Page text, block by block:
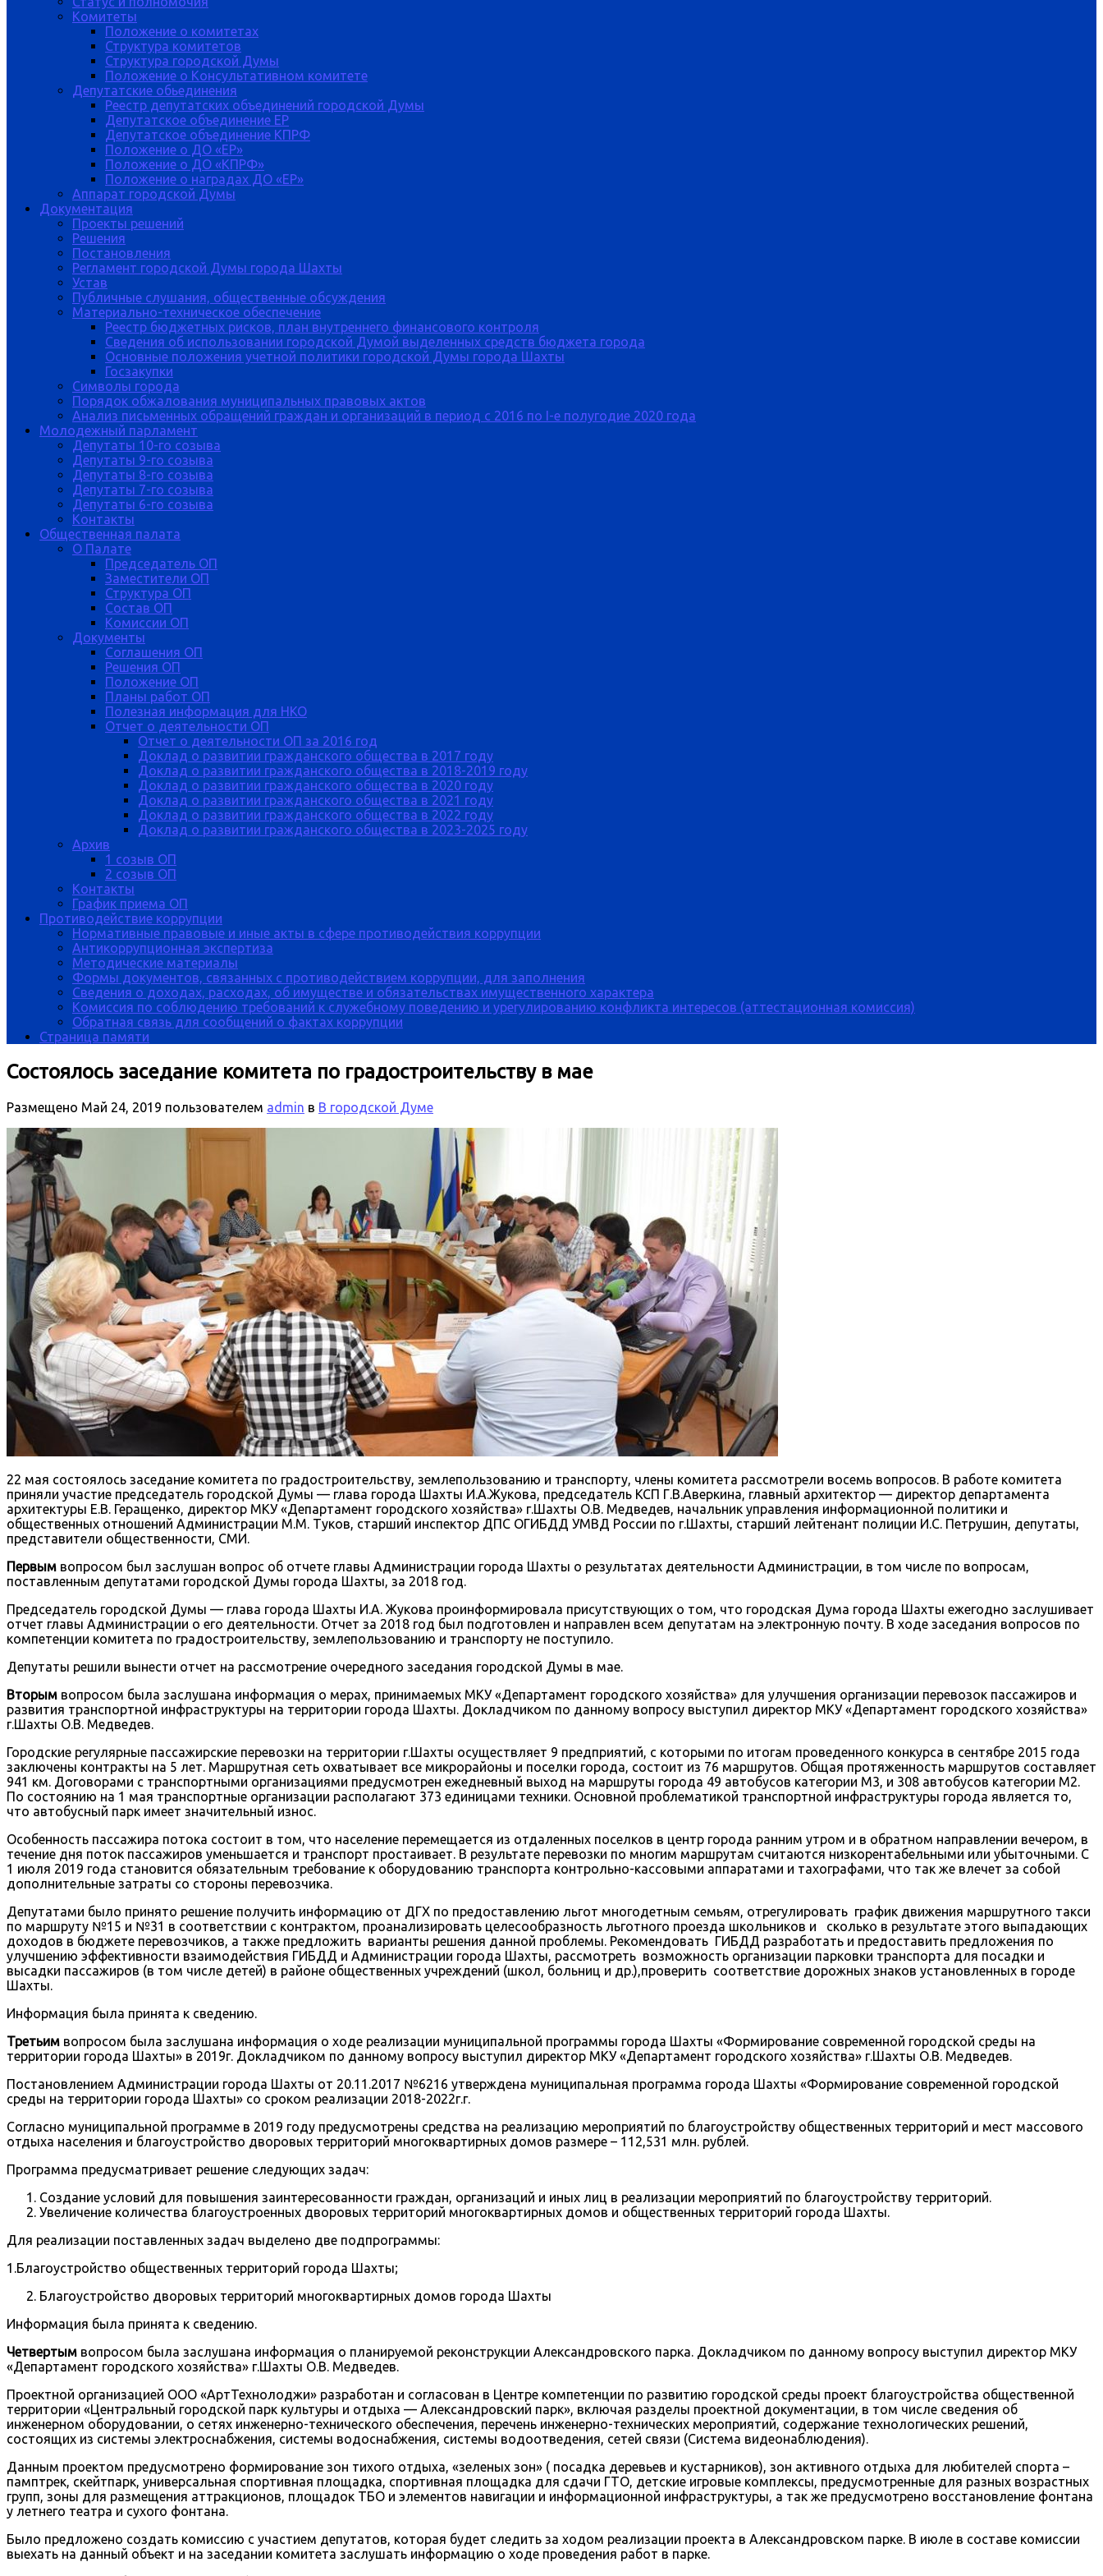
Комитеты
Положение о комитетах
Структура комитетов
Структура городской Думы
Положение о Консультативном комитете
Депутатские обьединения
Реестр депутатских объединений городской Думы
Депутатское объединение ЕР
Депутатское объединение КПРФ
Положение о ДО «ЕР»
Положение о ДО «КПРФ»
Положение о наградах ДО «ЕР»
Аппарат городской Думы
Документация
Проекты решений
Решения
Постановления
Регламент городской Думы города Шахты
Устав
Публичные слушания, общественные обсуждения
Материально-техническое обеспечение
Реестр бюджетных рисков, план внутреннего финансового контроля
Сведения об использовании городской Думой выделенных средств бюджета города
Основные положения учетной политики городской Думы города Шахты
Госзакупки
Символы города
Порядок обжалования муниципальных правовых актов
Анализ письменных обращений граждан и организаций в период с 2016 по I-е полугодие 2020 года
Молодежный парламент
Депутаты 10-го созыва
Депутаты 9-го созыва
Депутаты 8-го созыва
Депутаты 7-го созыва
Депутаты 6-го созыва
Контакты
Общественная палата
О Палате
Председатель ОП
Заместители ОП
Структура ОП
Состав ОП
Комиссии ОП
Документы
Соглашения ОП
Решения ОП
Положение ОП
Планы работ ОП
Полезная информация для НКО
Отчет о деятельности ОП
Отчет о деятельности ОП за 2016 год
Доклад о развитии гражданского общества в 2017 году
Доклад о развитии гражданского общества в 2018-2019 году
Доклад о развитии гражданского общества в 2020 году
Доклад о развитии гражданского общества в 2021 году
Доклад о развитии гражданского общества в 2022 году
Доклад о развитии гражданского общества в 2023-2025 году
Архив
1 созыв ОП
2 созыв ОП
Контакты
График приема ОП
Противодействие коррупции
Нормативные правовые и иные акты в сфере противодействия коррупции
Антикоррупционная экспертиза
Методические материалы
Формы документов, связанных с противодействием коррупции, для заполнения
Сведения о доходах, расходах, об имуществе и обязательствах имущественного характера
Комиссия по соблюдению требований к служебному поведению и урегулированию конфликта интересов (аттестационная комиссия)
Обратная связь для сообщений о фактах коррупции
Страница памяти
Состоялось заседание комитета по градостроительству в мае
Размещено Май 24, 2019 пользователем admin в В городской Думе
22 мая состоялось заседание комитета по градостроительству, землепользованию и транспорту, члены комитета рассмотрели восемь вопросов. В работе комитета
приняли участие председатель городской Думы — глава города Шахты И.А.Жукова, председатель КСП Г.В.Аверкина, главный архитектор — директор департамента
архитектуры Е.В. Геращенко, директор МКУ «Департамент городского хозяйства» г.Шахты О.В. Медведев, начальник управления информационной политики и
общественных отношений Администрации М.М. Туков, старший инспектор ДПС ОГИБДД УМВД России по г.Шахты, старший лейтенант полиции И.С. Петрушин, депутаты,
представители общественности, СМИ.
Первым вопросом был заслушан вопрос об отчете главы Администрации города Шахты о результатах деятельности Администрации, в том числе по вопросам,
поставленным депутатами городской Думы города Шахты, за 2018 год.
Председатель городской Думы — глава города Шахты И.А. Жукова проинформировала присутствующих о том, что городская Дума города Шахты ежегодно заслушивает
отчет главы Администрации о его деятельности. Отчет за 2018 год был подготовлен и направлен всем депутатам на электронную почту. В ходе заседания вопросов по
компетенции комитета по градостроительству, землепользованию и транспорту не поступило.
Депутаты решили вынести отчет на рассмотрение очередного заседания городской Думы в мае.
Вторым вопросом была заслушана информация о мерах, принимаемых МКУ «Департамент городского хозяйства» для улучшения организации перевозок пассажиров и
развития транспортной инфраструктуры на территории города Шахты. Докладчиком по данному вопросу выступил директор МКУ «Департамент городского хозяйства»
г.Шахты О.В. Медведев.
Городские регулярные пассажирские перевозки на территории г.Шахты осуществляет 9 предприятий, с которыми по итогам проведенного конкурса в сентябре 2015 года
заключены контракты на 5 лет. Маршрутная сеть охватывает все микрорайоны и поселки города, состоит из 76 маршрутов. Общая протяженность маршрутов составляет
941 км. Договорами с транспортными организациями предусмотрен ежедневный выход на маршруты города 49 автобусов категории М3, и 308 автобусов категории М2.
По состоянию на 1 мая транспортные организации располагают 373 единицами техники. Основной проблематикой транспортной инфраструктуры города является то,
что автобусный парк имеет значительный износ.
Особенность пассажира потока состоит в том, что население перемещается из отдаленных поселков в центр города ранним утром и в обратном направлении вечером, в
течение дня поток пассажиров уменьшается и транспорт простаивает. В результате перевозки по многим маршрутам считаются низкорентабельными или убыточными. С
1 июля 2019 года становится обязательным требование к оборудованию транспорта контрольно-кассовыми аппаратами и тахографами, что так же влечет за собой
дополнительные затраты со стороны перевозчика.
Депутатами было принято решение получить информацию от ДГХ по предоставлению льгот многодетным семьям, отрегулировать график движения маршрутного такси
по маршруту №15 и №31 в соответствии с контрактом, проанализировать целесообразность льготного проезда школьников и сколько в результате этого выпадающих
доходов в бюджете перевозчиков, а также предложить варианты решения данной проблемы. Рекомендовать ГИБДД разработать и предоставить предложения по
улучшению эффективности взаимодействия ГИБДД и Администрации города Шахты, рассмотреть возможность организации парковки транспорта для посадки и
высадки пассажиров (в том числе детей) в районе общественных учреждений (школ, больниц и др.),проверить соответствие дорожных знаков установленных в городе
Шахты.
Информация была принята к сведению.
Третьим вопросом была заслушана информация о ходе реализации муниципальной программы города Шахты «Формирование современной городской среды на
территории города Шахты» в 2019г. Докладчиком по данному вопросу выступил директор МКУ «Департамент городского хозяйства» г.Шахты О.В. Медведев.
Постановлением Администрации города Шахты от 20.11.2017 №6216 утверждена муниципальная программа города Шахты «Формирование современной городской
среды на территории города Шахты» со сроком реализации 2018-2022г.г.
Согласно муниципальной программе в 2019 году предусмотрены средства на реализацию мероприятий по благоустройству общественных территорий и мест массового
отдыха населения и благоустройство дворовых территорий многоквартирных домов размере – 112,531 млн. рублей.
Программа предусматривает решение следующих задач:
Создание условий для повышения заинтересованности граждан, организаций и иных лиц в реализации мероприятий по благоустройству территорий.
Увеличение количества благоустроенных дворовых территорий многоквартирных домов и общественных территорий города Шахты.
Для реализации поставленных задач выделено две подпрограммы:
1.Благоустройство общественных территорий города Шахты;
Благоустройство дворовых территорий многоквартирных домов города Шахты
Информация была принята к сведению.
Четвертым вопросом была заслушана информация о планируемой реконструкции Александровского парка. Докладчиком по данному вопросу выступил директор МКУ
«Департамент городского хозяйства» г.Шахты О.В. Медведев.
Проектной организацией ООО «АртТехнолоджи» разработан и согласован в Центре компетенции по развитию городской среды проект благоустройства общественной
территории «Центральный городской парк культуры и отдыха — Александровский парк», включая разделы проектной документации, в том числе сведения об
инженерном оборудовании, о сетях инженерно-технического обеспечения, перечень инженерно-технических мероприятий, содержание технологических решений,
состоящих из системы электроснабжения, системы водоснабжения, системы водоотведения, сетей связи (Система видеонаблюдения).
Данным проектом предусмотрено формирование зон тихого отдыха, «зеленых зон» ( посадка деревьев и кустарников), зон активного отдыха для любителей спорта –
памптрек, скейтпарк, универсальная спортивная площадка, спортивная площадка для сдачи ГТО, детские игровые комплексы, предусмотренные для разных возрастных
групп, зоны для размещения аттракционов, площадок ТБО и элементов навигации и информационной инфраструктуры, а так же предусмотрено восстановление фонтана
у летнего театра и сухого фонтана.
Было предложено создать комиссию с участием депутатов, которая будет следить за ходом реализации проекта в Александровском парке. В июле в составе комиссии
выехать на данный объект и на заседании комитета заслушать информацию о ходе проведения работ в парке.